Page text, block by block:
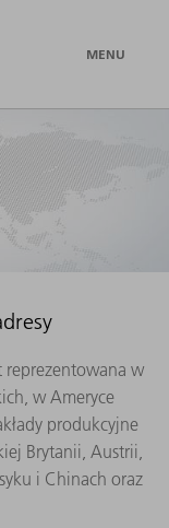
MENU
reprezentowana w
w Ameryce
produkcyjne
Brytanii, Austrii,
i Chinach oraz